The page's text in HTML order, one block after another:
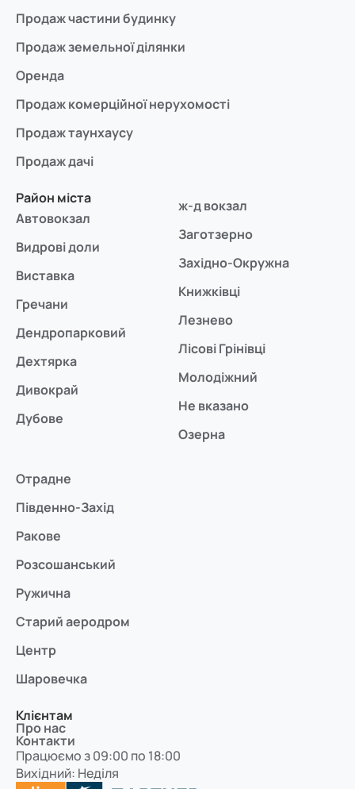
Продаж частини будинку
Продаж земельної ділянки
Оренда
Продаж комерційної нерухомості
Продаж таунхаусу
Продаж дачі
Район міста
Автовокзал
Видрові доли
Виставка
Гречани
Дендропарковий
Дехтярка
Дивокрай
Дубове
ж-д вокзал
Заготзерно
Західно-Окружна
Книжківці
Лезнево
Лісові Грінівці
Молодіжний
Не вказано
Озерна
Отрадне
Південно-Захід
Ракове
Розсошанський
Ружична
Старий аеродром
Центр
Шаровечка
Клієнтам
Про нас
Контакти
Працюємо з 09:00 по 18:00
Вихідний: Неділя